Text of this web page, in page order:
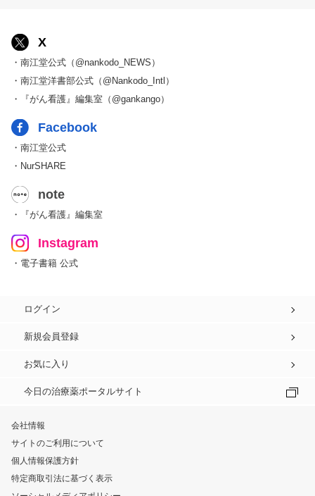
X
・南江堂公式（@nankodo_NEWS）
・南江堂洋書部公式（@Nankodo_Intl）
・『がん看護』編集室（@gankango）
Facebook
・南江堂公式
・NurSHARE
note
・『がん看護』編集室
Instagram
・電子書籍 公式
ログイン
新規会員登録
お気に入り
今日の治療薬ポータルサイト
会社情報
サイトのご利用について
個人情報保護方針
特定商取引法に基づく表示